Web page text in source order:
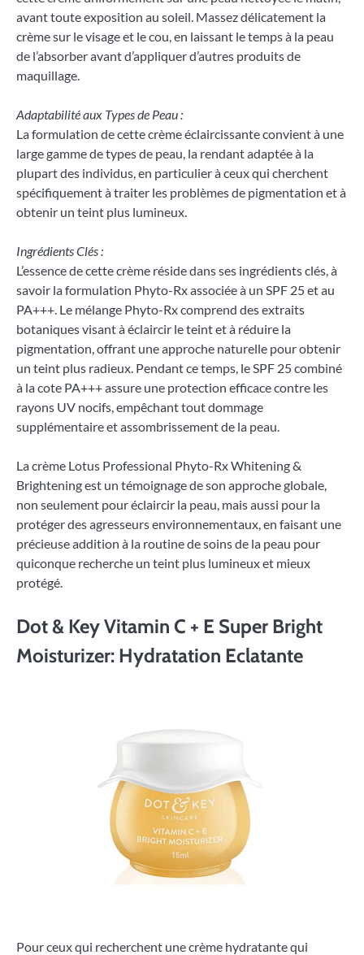
avant toute exposition au soleil. Massez délicatement la
crème sur le visage et le cou, en laissant le temps à la peau
de l’absorber avant d’appliquer d’autres produits de
maquillage.
Adaptabilité aux Types de Peau :
La formulation de cette crème éclaircissante convient à une
large gamme de types de peau, la rendant adaptée à la
plupart des individus, en particulier à ceux qui cherchent
spécifiquement à traiter les problèmes de pigmentation et à
obtenir un teint plus lumineux.
Ingrédients Clés :
L’essence de cette crème réside dans ses ingrédients clés, à
savoir la formulation Phyto-Rx associée à un SPF 25 et au
PA+++. Le mélange Phyto-Rx comprend des extraits
botaniques visant à éclaircir le teint et à réduire la
pigmentation, offrant une approche naturelle pour obtenir
un teint plus radieux. Pendant ce temps, le SPF 25 combiné
à la cote PA+++ assure une protection efficace contre les
rayons UV nocifs, empêchant tout dommage
supplémentaire et assombrissement de la peau.
La crème Lotus Professional Phyto-Rx Whitening &
Brightening est un témoignage de son approche globale,
non seulement pour éclaircir la peau, mais aussi pour la
protéger des agresseurs environnementaux, en faisant une
précieuse addition à la routine de soins de la peau pour
quiconque recherche un teint plus lumineux et mieux
protégé.
Dot & Key Vitamin C + E Super Bright
Moisturizer: Hydratation Eclatante
Pour ceux qui recherchent une crème hydratante qui